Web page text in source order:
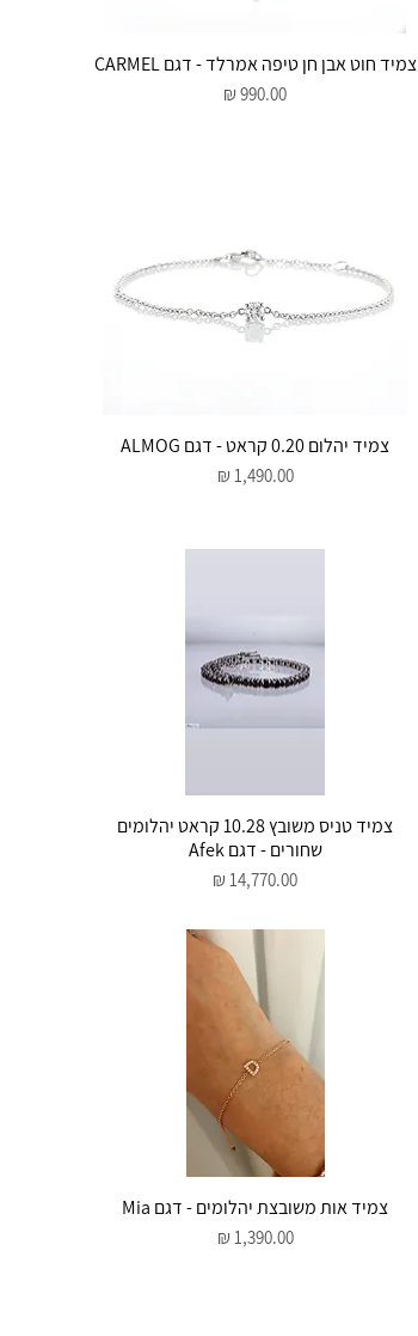
תצוגה מהירה
צמיד חוט אבן חן טיפה אמרלד - דגם CARMEL
מחיר
תצוגה מהירה צמיד יהלום 0.20 קראט - דגם ALMOG
מחיר‏1,490.00 ‏₪
תצוגה מהירהצמיד טניס משובץ 10.28 קראט יהלומים
שחורים - דגם Afek
מחיר
תצוגה מהירה
צמיד אות משובצת יהלומים - דגם Mia
מחיר‏1,390.00 ‏₪